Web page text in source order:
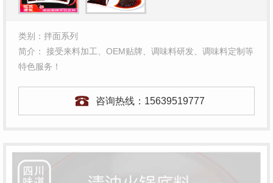
类别：拌面系列
简介： 接受来料加工、OEM贴牌、调味料研发、调味料定制等
特色服务！
咨询热线： 15639519777